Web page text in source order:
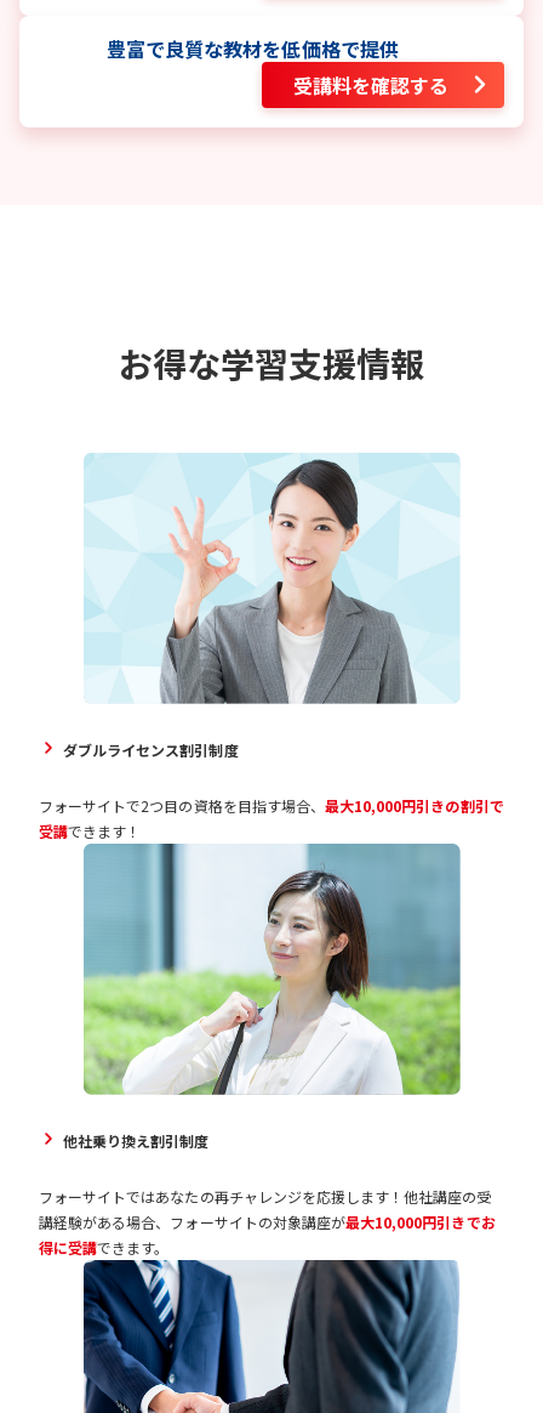
豊富で良質な教材を低価格で提供
受講料を確認する
お得な学習支援情報
ダブルライセンス割引制度
フォーサイトで2つ目の資格を目指す場合、 最大10,000円引きの割引で
受講できます！
他社乗り換え割引制度
フォーサイトではあなたの再チャレンジを応援します！他社講座の受
講経験がある場合、フォーサイトの対象講座が最大10,000円引きでお
得に受講できます。